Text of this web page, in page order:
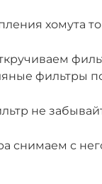
хомута
фильтры
не
снимаем с